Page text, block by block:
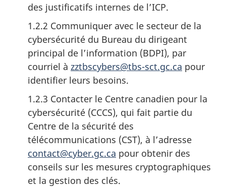
des justificatifs internes de l’ICP.
1.2.2 Communiquer avec le secteur de la
cybersécurité du Bureau du dirigeant
principal de l’information (BDPI), par
courriel à zztbscybers@tbs-sct.gc.ca pour
identifier leurs besoins.
1.2.3 Contacter le Centre canadien pour la
cybersécurité (CCCS), qui fait partie du
Centre de la sécurité des
télécommunications (CST), à l’adresse
contact@cyber.gc.ca pour obtenir des
conseils sur les mesures cryptographiques
et la gestion des clés.